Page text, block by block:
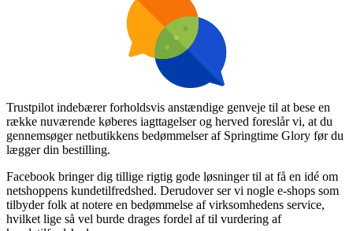
Trustpilot indebærer forholdsvis anstændige genveje til at bese en
række nuværende køberes iagttagelser og herved foreslår vi, at du
gennemsøger netbutikkens bedømmelser af Springtime Glory før du
lægger din bestilling.
Facebook bringer dig tillige rigtig gode løsninger til at få en idé om
netshoppens kundetilfredshed. Derudover ser vi nogle e-shops som
tilbyder folk at notere en bedømmelse af virksomhedens service,
hvilket lige så vel burde drages fordel af til vurdering af